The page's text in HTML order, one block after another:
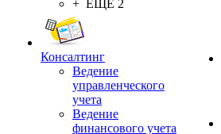
+ ЕЩЕ 2
Консалтинг
Ведение
управленческого
учета
Ведение
финансового учета